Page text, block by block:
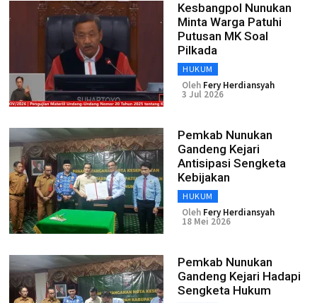
Kesbangpol Nunukan
Minta Warga Patuhi
Putusan MK Soal
Pilkada
HUKUM
Oleh Fery Herdiansyah
3 Jul 2026
Pemkab Nunukan
Gandeng Kejari
Antisipasi Sengketa
Kebijakan
HUKUM
Oleh Fery Herdiansyah
18 Mei 2026
Pemkab Nunukan
Gandeng Kejari Hadapi
Sengketa Hukum